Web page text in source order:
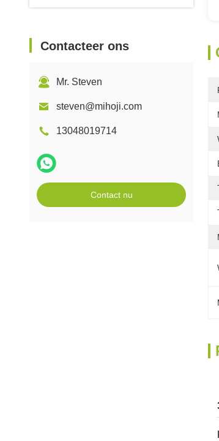
Contacteer ons
Mr. Steven
steven@mihoji.com
13048019714
Contact nu